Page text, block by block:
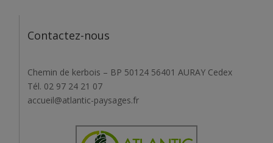
Contactez-nous
Chemin de kerbois – BP 50124 56401 AURAY Cedex
Tél. 02 97 24 21 07
accueil@atlantic-paysages.fr